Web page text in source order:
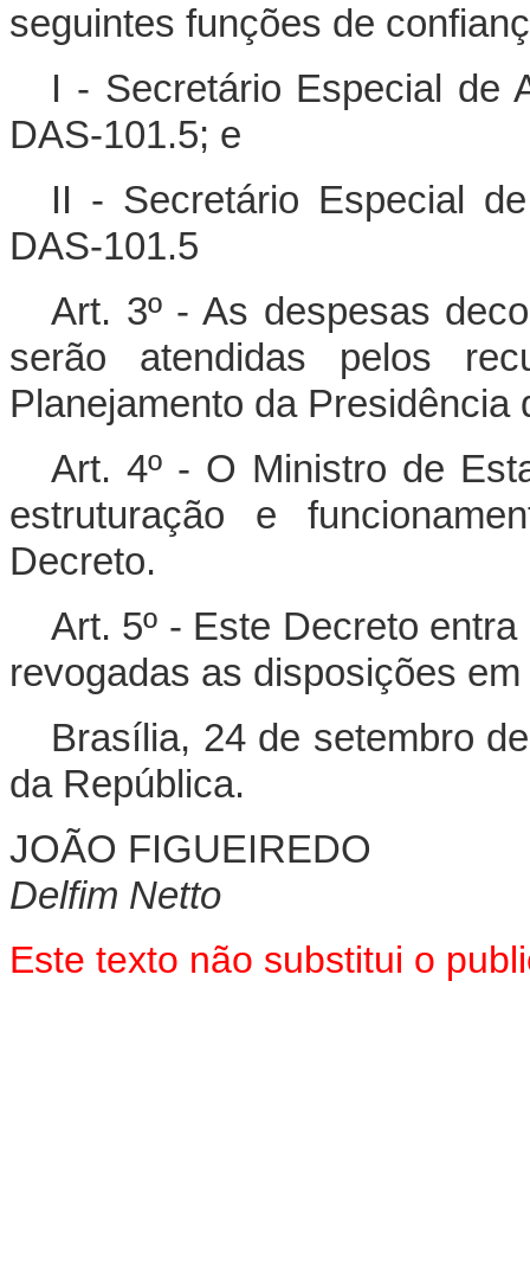
seguintes funções de
I - Secretário Especial de
DAS-101.5; e
II - Secretário Especial
DAS-101.5
Art. 3º - As despesas
serão atendidas pelos
Planejamento da Presidência
Art. 4º - O Ministro de
estruturação e
Decreto.
Art. 5º - Este Decreto
revogadas as disposições
Brasília, 24 de setembro
da República.
JOÃO FIGUEIREDO
Delfim Netto
Este texto não substitui o